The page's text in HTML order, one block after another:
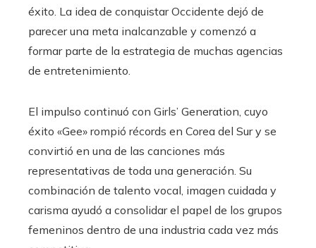
éxito. La idea de conquistar Occidente dejó de
parecer una meta inalcanzable y comenzó a
formar parte de la estrategia de muchas agencias
de entretenimiento.
El impulso continuó con Girls’ Generation, cuyo
éxito «Gee» rompió récords en Corea del Sur y se
convirtió en una de las canciones más
representativas de toda una generación. Su
combinación de talento vocal, imagen cuidada y
carisma ayudó a consolidar el papel de los grupos
femeninos dentro de una industria cada vez más